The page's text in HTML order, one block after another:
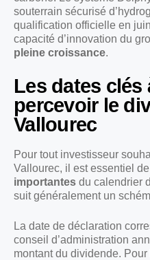
souterrain sécurisé
qualification officielle en
capacité d’innovation du
pleine croissance.
Les dates
percevoir le
Vallourec
Pour tout investisseur
Vallourec, il est essentiel
importantes du calendrier
suit généralement un
La date de déclaration
conseil d’administration
montant du dividende.